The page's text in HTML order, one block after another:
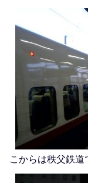
こからは秩父鉄